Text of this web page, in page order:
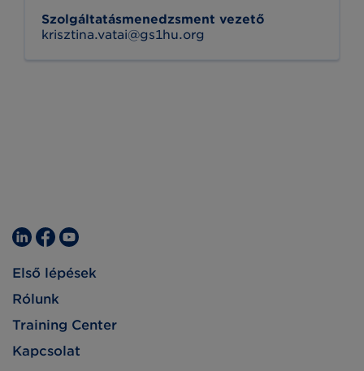
Szolgáltatásmenedzsment vezető
krisztina.vatai@gs1hu.org
Első lépések
Rólunk
Training Center
Kapcsolat